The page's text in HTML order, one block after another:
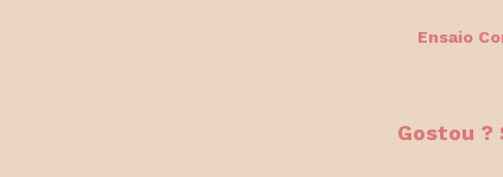
Ensaio
Gostou